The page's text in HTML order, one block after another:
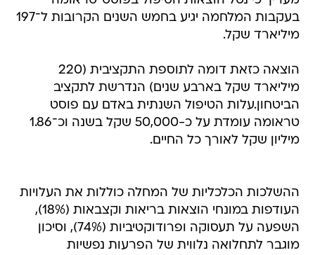
בעקבות המלחמה יגיע בחמש השנים הקרובות ל־197
מיליארד שקל.
הוצאה כזאת דומה לתוספת התקציבית (220
מיליארד שקל בארבע שנים) הנדרשת לתקציב
הביטחון.עלות הטיפול השנתית באדם עם פוסט
טראומה עומדת על כ-50,000 שקל בשנה וכ־1.86
מיליון שקל לאורך כל החיים.
ההשלכות הכלכליות של המחלה כוללות את העלויות
העודפות במונחי הוצאות בריאות וקצבאות (18%),
השפעה על תעסוקה ופרודוקטיביות (74%), וסיכון
מוגבר לתחלואה נלווית של הפרעות נפשיות